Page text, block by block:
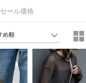
セール価格